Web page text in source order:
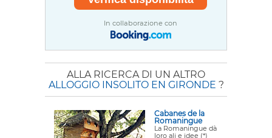
In collaborazione con
ALLA RICERCA DI UN ALTRO
ALLOGGIO INSOLITO EN GIRONDE ?
Cabanes de la
Romaningue
La Romaningue dà
loro ali e idee (*)